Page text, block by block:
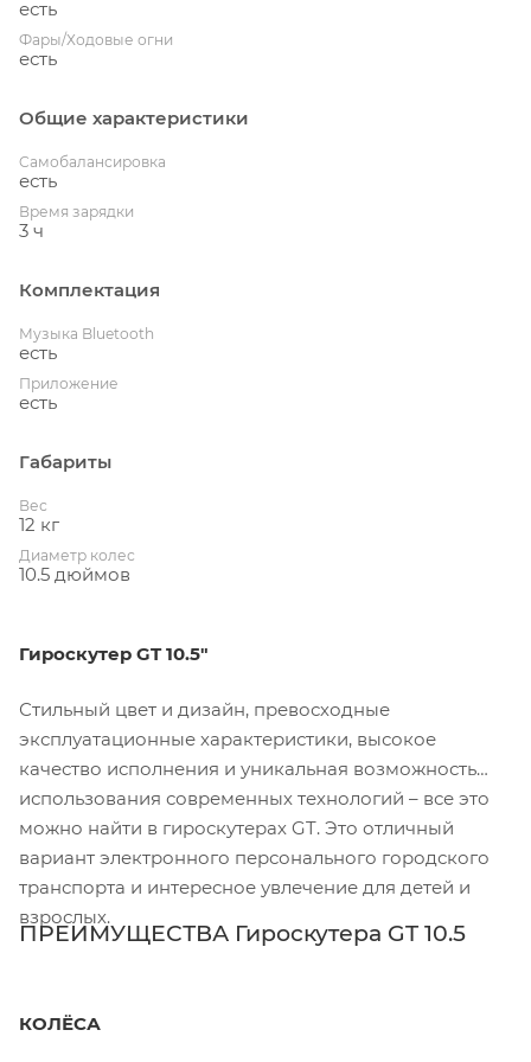
есть
Фары/Ходовые огни
есть
Общие характеристики
Cамобалансировка
есть
Время зарядки
3 ч
Комплектация
Музыка Bluetooth
есть
Приложение
есть
Габариты
Вес
12 кг
Диаметр колес
10.5 дюймов
Гироскутер GT 10.5"
Стильный цвет и дизайн, превосходные
эксплуатационные характеристики, высокое
качество исполнения и уникальная возможность
использования современных технологий – все это
можно найти в гироскутерах GT. Это отличный
вариант электронного персонального городского
транспорта и интересное увлечение для детей и
взрослых.
ПРЕИМУЩЕСТВА Гироскутера GT 10.5
КОЛЁСА